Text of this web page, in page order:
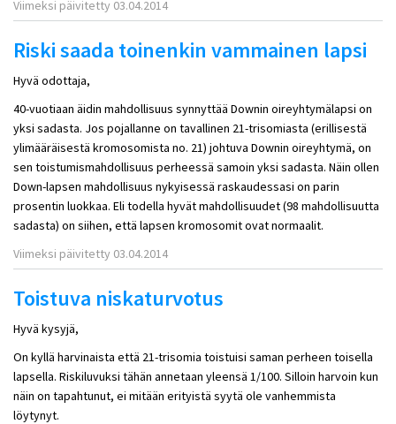
Viimeksi päivitetty 03.04.2014
Riski saada toinenkin vammainen lapsi
Hyvä odottaja,
40-vuotiaan äidin mahdollisuus synnyttää Downin oireyhtymälapsi on
yksi sadasta. Jos pojallanne on tavallinen 21-trisomiasta (erillisestä
ylimääräisestä kromosomista no. 21) johtuva Downin oireyhtymä, on
sen toistumismahdollisuus perheessä samoin yksi sadasta. Näin ollen
Down-lapsen mahdollisuus nykyisessä raskaudessasi on parin
prosentin luokkaa. Eli todella hyvät mahdollisuudet (98 mahdollisuutta
sadasta) on siihen, että lapsen kromosomit ovat normaalit.
Viimeksi päivitetty 03.04.2014
Toistuva niskaturvotus
Hyvä kysyjä,
On kyllä harvinaista että 21-trisomia toistuisi saman perheen toisella
lapsella. Riskiluvuksi tähän annetaan yleensä 1/100. Silloin harvoin kun
näin on tapahtunut, ei mitään erityistä syytä ole vanhemmista
löytynyt.